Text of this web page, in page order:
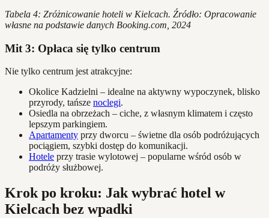
Tabela 4: Zróżnicowanie hoteli w Kielcach. Źródło: Opracowanie
własne na podstawie danych Booking.com, 2024
Mit 3: Opłaca się tylko centrum
Nie tylko centrum jest atrakcyjne:
Okolice Kadzielni – idealne na aktywny wypoczynek, blisko
przyrody, tańsze noclegi.
Osiedla na obrzeżach – ciche, z własnym klimatem i często
lepszym parkingiem.
Apartamenty przy dworcu – świetne dla osób podróżujących
pociągiem, szybki dostęp do komunikacji.
Hotele przy trasie wylotowej – popularne wśród osób w
podróży służbowej.
Krok po kroku: Jak wybrać hotel w
Kielcach bez wpadki